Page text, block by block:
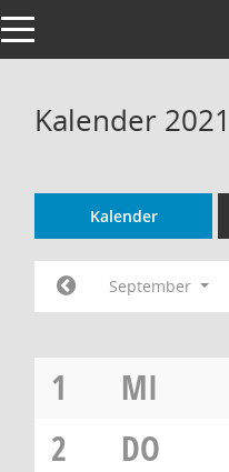
Toggle navigation
Kalender
Kalender
September
1
MI
2
DO